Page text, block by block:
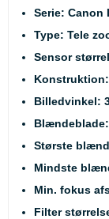
Serie: Canon
Type: Tele
Sensor
Billedvinkel:
Største
Mindste
Min. fokus
Filter